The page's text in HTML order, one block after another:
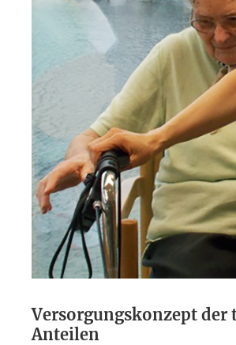
Versorgungskonzept
Anteilen